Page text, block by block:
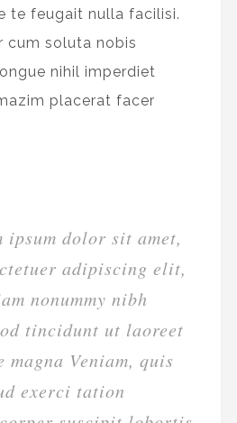
te feugait nulla facilisi.
cum soluta nobis
nihil imperdiet
placerat facer
ipsum dolor sit amet,
adipiscing elit,
nonummy nibh
tincidunt ut laoreet
magna Veniam, quis
exerci tation